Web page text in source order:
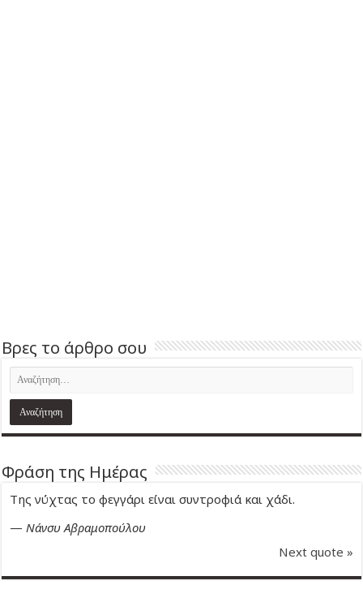
Βρες το άρθρο σου
Φράση της Ημέρας
Της νύχτας το φεγγάρι είναι συντροφιά και χάδι.
— Νάνσυ Αβραμοπούλου
Next quote »